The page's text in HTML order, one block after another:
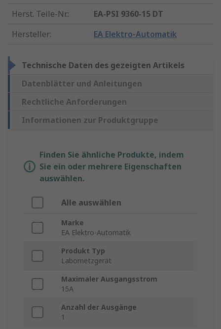
Herst. Teile-Nr.:
EA-PSI 9360-15 DT
Hersteller: EA Elektro-Automatik
Technische Daten des gezeigten Artikels
Datenblätter und Anleitungen
Rechtliche Anforderungen
Informationen zur Produktgruppe
Finden Sie ähnliche Produkte, indem
Sie ein oder mehrere Eigenschaften
auswählen.
Alle auswählen
Marke
EA Elektro-Automatik
Produkt Typ
Labornetzgerät
Maximaler Ausgangsstrom
15A
Anzahl der Ausgänge
1